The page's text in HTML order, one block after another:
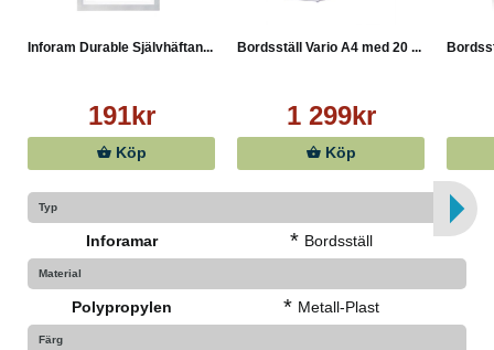
DURAFRAME®-inforamar. Användare rekommenderas
att kontrollera skicket på ytan före användning.
Inforam Durable Självhäftan...
191kr
Köp
Bordsställ Vario A4 med 20 ...
1 299kr
Köp
Typ
Inforamar * Bordsställ
Material
Polypropylen * Metall-Plast
Färg